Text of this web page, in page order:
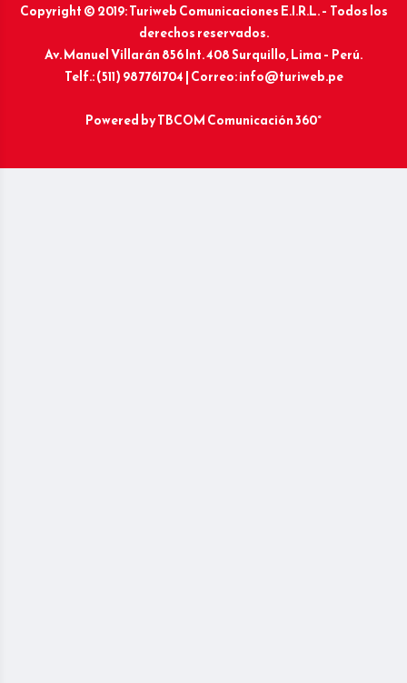
Copyright © 2019: Turiweb Comunicaciones E.I.R.L. – Todos los
derechos reservados.
Av. Manuel Villarán 856 Int. 408 Surquillo, Lima – Perú.
Telf.: (511) 987761704 | Correo: info@turiweb.pe
Powered byTBCOM Comunicación 360°